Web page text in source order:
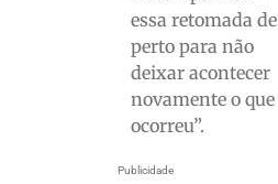
Publicidade
essa retomada de
perto para não
deixar acontecer
novamente o que
ocorreu”.